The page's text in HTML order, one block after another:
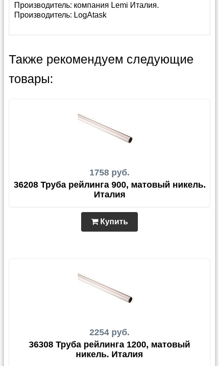
Производитель: компания Lemi Италия.
Производитель: LogAtask
Также рекомендуем следующие
товары:
1758 руб.
36208 Труба рейлинга 900, матовый никель.
Италия
Купить
2254 руб.
36308 Труба рейлинга 1200, матовый
никель. Италия